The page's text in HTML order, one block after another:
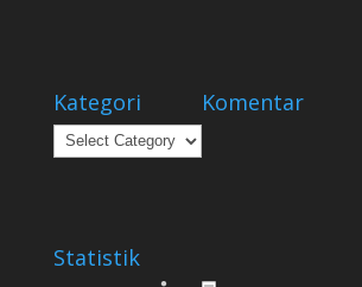
Kategori
Kategori
Komentar
Statistik